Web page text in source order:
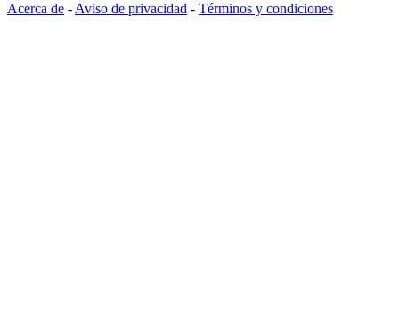
Acerca de - Aviso de privacidad - Términos y condiciones